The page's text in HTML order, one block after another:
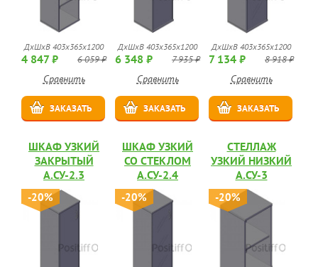
ДхШхВ 403х365х1200
4 847 ₽ 6 059 ₽
Сравнить
ЗАКАЗАТЬ
ДхШхВ 403х365х1200
6 348 ₽ 7 935 ₽
Сравнить
ЗАКАЗАТЬ
ДхШхВ 403х365х1200
7 134 ₽ 8 918 ₽
Сравнить
ЗАКАЗАТЬ
ШКАФ УЗКИЙ
ЗАКРЫТЫЙ
А.СУ-2.3
-20%
ШКАФ УЗКИЙ
СО СТЕКЛОМ
А.СУ-2.4
-20%
СТЕЛЛАЖ
УЗКИЙ НИЗКИЙ
А.СУ-3
-20%